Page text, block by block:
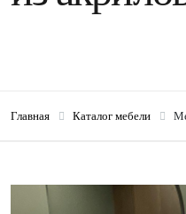
Главная Каталог мебели